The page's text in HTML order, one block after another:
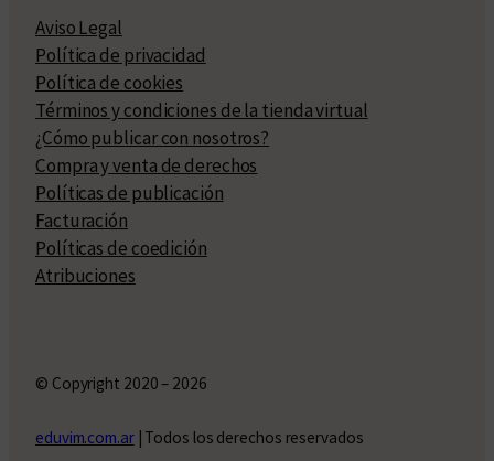
Aviso Legal
Política de privacidad
Política de cookies
Términos y condiciones de la tienda virtual
¿Cómo publicar con nosotros?
Compra y venta de derechos
Políticas de publicación
Facturación
Políticas de coedición
Atribuciones
© Copyright 2020 – 2026
eduvim.com.ar| Todos los derechos reservados